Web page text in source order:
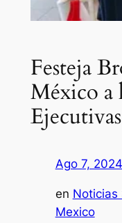
Festeja
México a
Ejecutivas
Ago 7, 2024
en Noticias
Mexico